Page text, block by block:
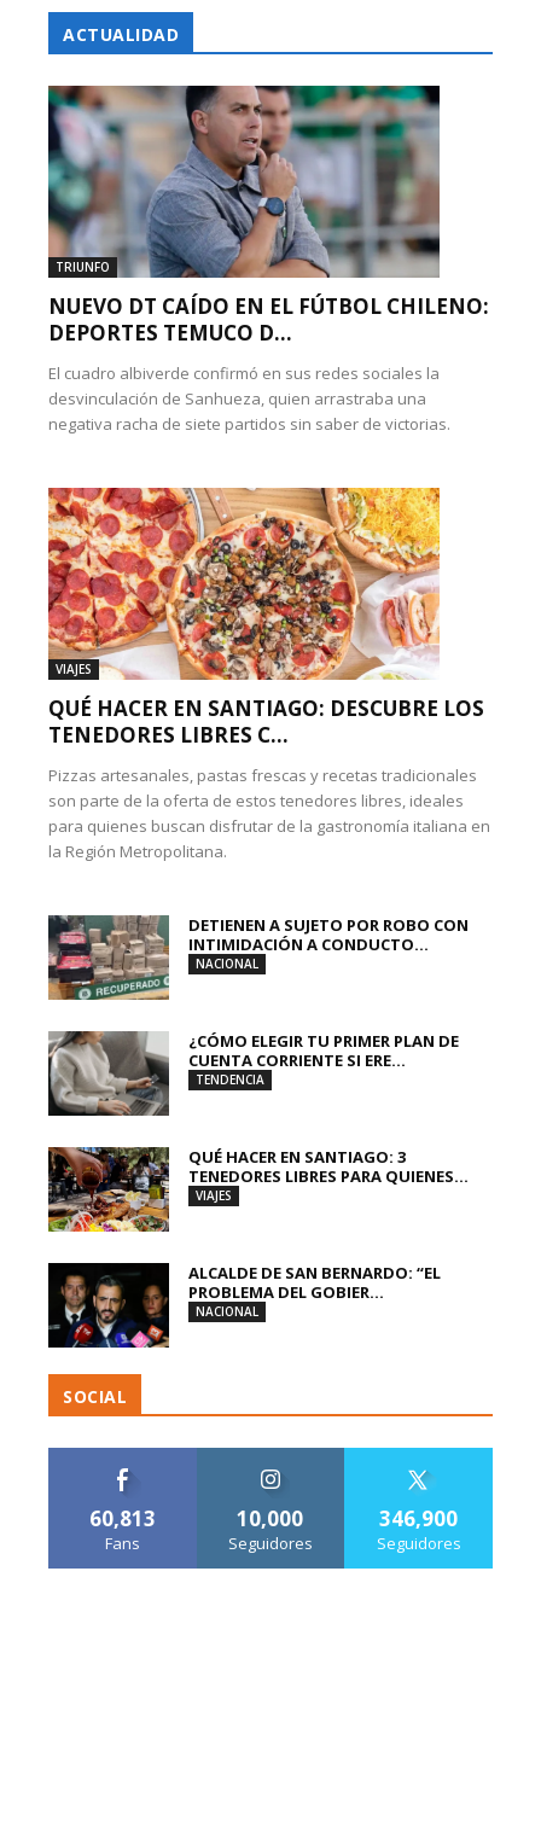
ACTUALIDAD
TRIUNFO
NUEVO DT CAÍDO EN EL FÚTBOL CHILENO:
DEPORTES TEMUCO D...
El cuadro albiverde confirmó en sus redes sociales la
desvinculación de Sanhueza, quien arrastraba una
negativa racha de siete partidos sin saber de victorias.
VIAJES
QUÉ HACER EN SANTIAGO: DESCUBRE LOS
TENEDORES LIBRES C...
Pizzas artesanales, pastas frescas y recetas tradicionales
son parte de la oferta de estos tenedores libres, ideales
para quienes buscan disfrutar de la gastronomía italiana en
la Región Metropolitana.
DETIENEN A SUJETO POR ROBO CON
INTIMIDACIÓN A CONDUCTO...
NACIONAL
¿CÓMO ELEGIR TU PRIMER PLAN DE
CUENTA CORRIENTE SI ERE...
TENDENCIA
QUÉ HACER EN SANTIAGO: 3
TENEDORES LIBRES PARA QUIENES...
VIAJES
ALCALDE DE SAN BERNARDO: “EL
PROBLEMA DEL GOBIER...
NACIONAL
SOCIAL
60,813
Fans
10,000
Seguidores
346,900
Seguidores